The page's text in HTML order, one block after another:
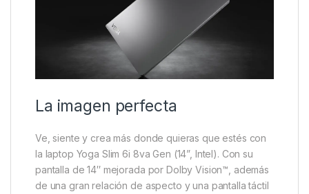
La imagen perfecta
Ve, siente y crea más donde quieras que estés con
la laptop Yoga Slim 6i 8va Gen (14”, Intel). Con su
pantalla de 14″ mejorada por Dolby Vision™, además
de una gran relación de aspecto y una pantalla táctil